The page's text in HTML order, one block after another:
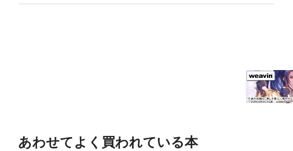
あわせてよく買われている本